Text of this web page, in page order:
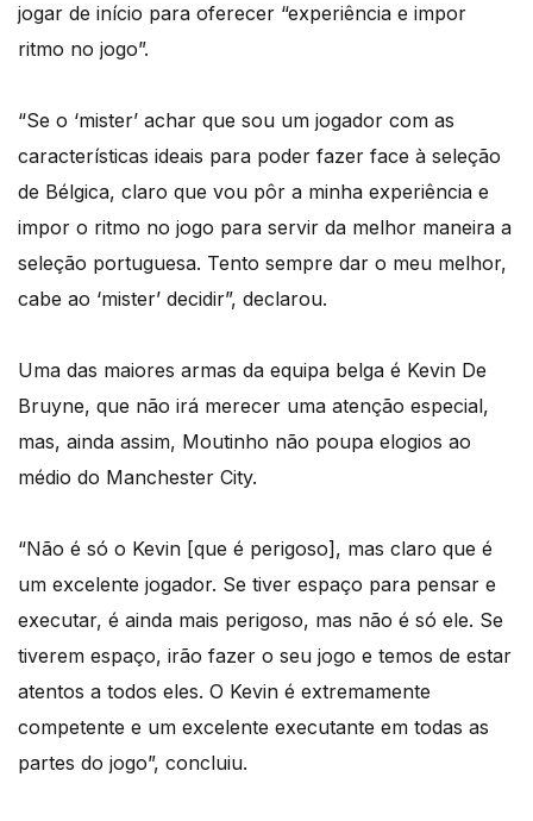
jogar de início para oferecer “experiência e impor
ritmo no jogo”.
“Se o ‘mister’ achar que sou um jogador com as
características ideais para poder fazer face à seleção
de Bélgica, claro que vou pôr a minha experiência e
impor o ritmo no jogo para servir da melhor maneira a
seleção portuguesa. Tento sempre dar o meu melhor,
cabe ao ‘mister’ decidir”, declarou.
Uma das maiores armas da equipa belga é Kevin De
Bruyne, que não irá merecer uma atenção especial,
mas, ainda assim, Moutinho não poupa elogios ao
médio do Manchester City.
“Não é só o Kevin [que é perigoso], mas claro que é
um excelente jogador. Se tiver espaço para pensar e
executar, é ainda mais perigoso, mas não é só ele. Se
tiverem espaço, irão fazer o seu jogo e temos de estar
atentos a todos eles. O Kevin é extremamente
competente e um excelente executante em todas as
partes do jogo”, concluiu.